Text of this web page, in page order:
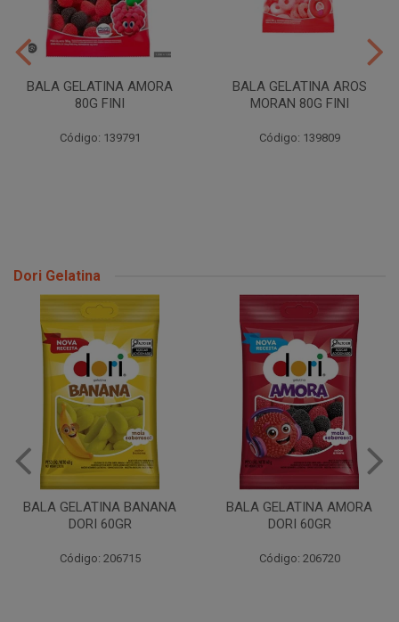
BALA GELATINA AMORA
80G FINI
Código: 139791
BALA GELATINA AROS
MORAN 80G FINI
Código: 139809
Dori Gelatina
BALA GELATINA BANANA
DORI 60GR
Código: 206715
BALA GELATINA AMORA
DORI 60GR
Código: 206720